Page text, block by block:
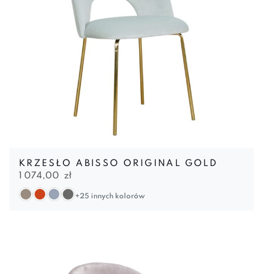
KRZESŁO ABISSO ORIGINAL GOLD
1 074,00 zł
+25 innych kolorów